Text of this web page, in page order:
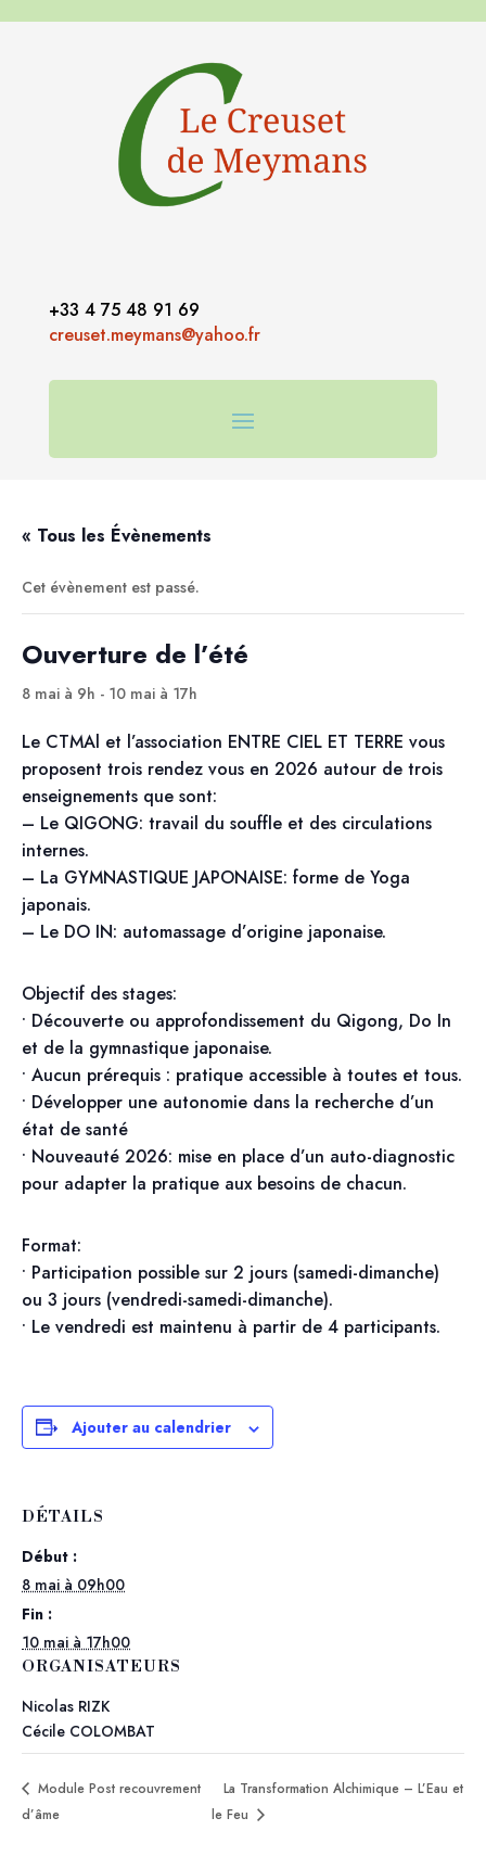
+33 4 75 48 91 69
creuset.meymans@yahoo.fr
« Tous les Évènements
Cet évènement est passé.
Ouverture de l’été
8 mai à 9h - 10 mai à 17h
Le CTMAl et l’association ENTRE CIEL ET TERRE vous
proposent trois rendez vous en 2026 autour de trois
enseignements que sont:
– Le QIGONG: travail du souffle et des circulations
internes.
– La GYMNASTIQUE JAPONAISE: forme de Yoga
japonais.
– Le DO IN: automassage d’origine japonaise.
Objectif des stages:
• Découverte ou approfondissement du Qigong, Do In
et de la gymnastique japonaise.
• Aucun prérequis : pratique accessible à toutes et tous.
• Développer une autonomie dans la recherche d’un
état de santé
• Nouveauté 2026: mise en place d’un auto-diagnostic
pour adapter la pratique aux besoins de chacun.
Format:
• Participation possible sur 2 jours (samedi-dimanche)
ou 3 jours (vendredi-samedi-dimanche).
• Le vendredi est maintenu à partir de 4 participants.
Ajouter au calendrier
DÉTAILS
Début :
8 mai à 09h00
Fin :
10 mai à 17h00
ORGANISATEURS
Nicolas RIZK
Cécile COLOMBAT
Module Post recouvrement
d’âme
La Transformation Alchimique – L’Eau et
le Feu